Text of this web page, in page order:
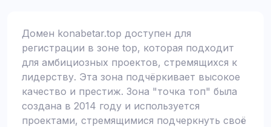
Домен konabetar.top доступен для
регистрации в зоне top, которая подходит
для амбициозных проектов, стремящихся к
лидерству. Эта зона подчёркивает высокое
качество и престиж. Зона "точка топ" была
создана в 2014 году и используется
проектами, стремящимися подчеркнуть своё